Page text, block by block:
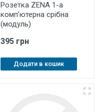
Розетка ZENA 1-а
комп’ютерна срібна
(модуль)
395 грн
Додати в кошик